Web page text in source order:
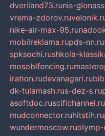
dveriland73.runis-
vrema-zdorov.ru
nike-air-max-95.ru
mobilreklama.rupds-nn.ru
spksochi.rushkola-
mosoblfencing.ru
iration.rudevanagari.ru
dk-tulamash.rus-dez-s.ru
asoftdoc.ruscifichannel.ru
mudconnector.ruhitstih.ru
wundermoscow.ruolymp-